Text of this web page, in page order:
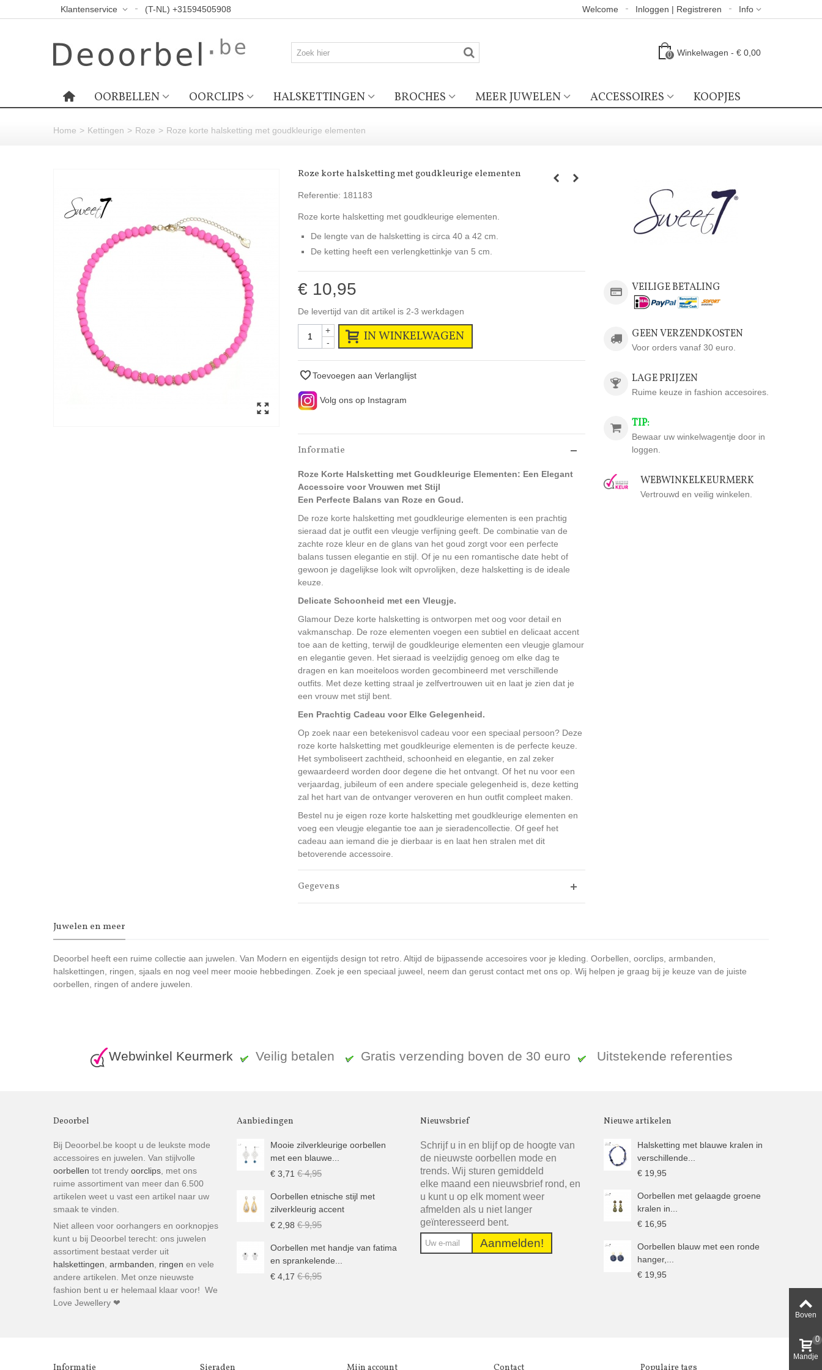
Klantenservice (T-NL) +31594505908 Info
Inloggen | Registreren
Welcome
0 Winkelwagen - € 0,00
OORBELLEN OORCLIPS HALSKETTINGEN BROCHES MEER JUWELEN ACCESSOIRES KOOPJES
Home > Kettingen > Roze > Roze korte halsketting met goudkleurige elementen
Roze korte halsketting met goudkleurige elementen
Referentie: 181183
Roze korte halsketting met goudkleurige elementen.
De lengte van de halsketting is circa 40 a 42 cm.
De ketting heeft een verlengkettinkje van 5 cm.
€ 10,95
De levertijd van dit artikel is 2-3 werkdagen
-
+ IN WINKELWAGEN
Toevoegen aan Verlanglijst
Volg ons op Instagram
Informatie
Roze Korte Halsketting met Goudkleurige Elementen: Een Elegant
Accessoire voor Vrouwen met Stijl
Een Perfecte Balans van Roze en Goud.
De roze korte halsketting met goudkleurige elementen is een prachtig
sieraad dat je outfit een vleugje verfijning geeft. De combinatie van de
zachte roze kleur en de glans van het goud zorgt voor een perfecte
balans tussen elegantie en stijl. Of je nu een romantische date hebt of
gewoon je dagelijkse look wilt opvrolijken, deze halsketting is de ideale
keuze.
Delicate Schoonheid met een Vleugje.
Glamour Deze korte halsketting is ontworpen met oog voor detail en
vakmanschap. De roze elementen voegen een subtiel en delicaat accent
toe aan de ketting, terwijl de goudkleurige elementen een vleugje glamour
en elegantie geven. Het sieraad is veelzijdig genoeg om elke dag te
dragen en kan moeiteloos worden gecombineerd met verschillende
outfits. Met deze ketting straal je zelfvertrouwen uit en laat je zien dat je
een vrouw met stijl bent.
Een Prachtig Cadeau voor Elke Gelegenheid.
Op zoek naar een betekenisvol cadeau voor een speciaal persoon? Deze
roze korte halsketting met goudkleurige elementen is de perfecte keuze.
Het symboliseert zachtheid, schoonheid en elegantie, en zal zeker
gewaardeerd worden door degene die het ontvangt. Of het nu voor een
verjaardag, jubileum of een andere speciale gelegenheid is, deze ketting
zal het hart van de ontvanger veroveren en hun outfit compleet maken.
Bestel nu je eigen roze korte halsketting met goudkleurige elementen en
voeg een vleugje elegantie toe aan je sieradencollectie. Of geef het
cadeau aan iemand die je dierbaar is en laat hen stralen met dit
betoverende accessoire.
Gegevens
VEILIGE BETALING
GEEN VERZENDKOSTEN
Voor orders vanaf 30 euro.
LAGE PRIJZEN
Ruime keuze in fashion accesoires.
TIP:
Bewaar uw winkelwagentje door in
loggen.
WEBWINKELKEURMERK
Vertrouwd en veilig winkelen.
Juwelen en meer
Deoorbel heeft een ruime collectie aan juwelen. Van Modern en eigentijds design tot retro. Altijd de bijpassende accesoires voor je kleding. Oorbellen, oorclips, armbanden,
halskettingen, ringen, sjaals en nog veel meer mooie hebbedingen. Zoek je een speciaal juweel, neem dan gerust contact met ons op. Wij helpen je graag bij je keuze van de juiste
oorbellen, ringen of andere juwelen.
Webwinkel Keurmerk Veilig betalen Gratis verzending boven de 30 euro Uitstekende referenties
Deoorbel
Bij Deoorbel.be koopt u de leukste mode
accessoires en juwelen. Van stijlvolle
oorbellen tot trendy oorclips, met ons
ruime assortiment van meer dan 6.500
artikelen weet u vast een artikel naar uw
smaak te vinden.
Niet alleen voor oorhangers en oorknopjes
kunt u bij Deoorbel terecht: ons juwelen
assortiment bestaat verder uit
halskettingen, armbanden, ringen en vele
andere artikelen. Met onze nieuwste
fashion bent u er helemaal klaar voor! We
Love Jewellery ❤
Aanbiedingen
Mooie zilverkleurige oorbellen
met een blauwe...
€ 3,71 € 4,95
Oorbellen etnische stijl met
zilverkleurig accent
€ 2,98 € 9,95
Oorbellen met handje van fatima
en sprankelende...
€ 4,17 € 6,95
Nieuwsbrief
Schrijf u in en blijf op de hoogte van
de nieuwste oorbellen mode en
trends. Wij sturen gemiddeld
elke maand een nieuwsbrief rond, en
u kunt u op elk moment weer
afmelden als u niet langer
geïnteresseerd bent.
Aanmelden!
Nieuwe artikelen
Halsketting met blauwe kralen in
verschillende...
€ 19,95
Oorbellen met gelaagde groene
kralen in...
€ 16,95
Oorbellen blauw met een ronde
hanger,...
€ 19,95
Boven
Mandje
0